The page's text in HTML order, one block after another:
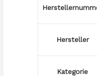
Hersteller
Kategorie